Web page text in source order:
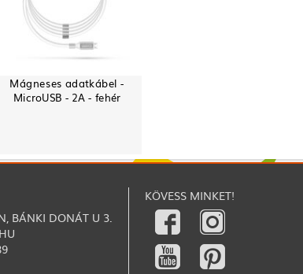
Mágneses adatkábel -
MicroUSB - 2A - fehér
BÁNKI DONÁT U 3.
KÖVESS MINKET!